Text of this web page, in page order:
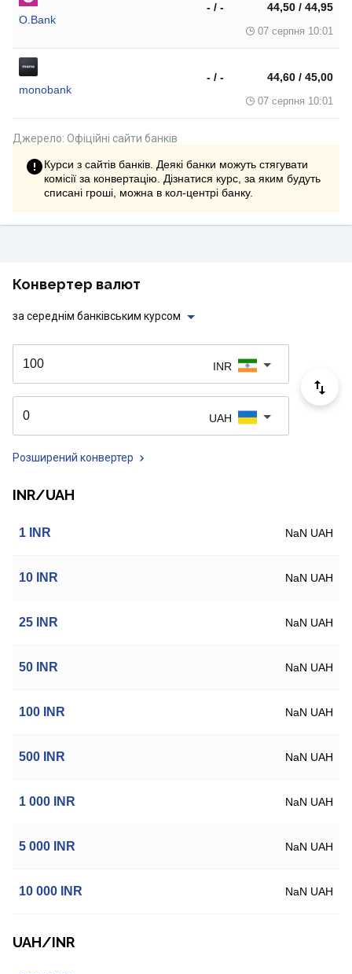
O.Bank
- / - 44,50 / 44,95
07 серпня 10:01
monobank
- / - 44,60 / 45,00
07 серпня 10:01
Джерело: Офіційні сайти банків
Курси з сайтів банків. Деякі банки можуть стягувати
комісії за конвертацію. Дізнатися курс, за яким будуть
списані гроші, можна в кол-центрі банку.
Конвертер валют
за середнім банківським курсом
INR
UAH
Розширений конвертер
INR/UAH
1 INR NaN UAH
10 INR NaN UAH
25 INR NaN UAH
50 INR NaN UAH
100 INR NaN UAH
500 INR NaN UAH
1 000 INR NaN UAH
5 000 INR NaN UAH
10 000 INR NaN UAH
UAH/INR